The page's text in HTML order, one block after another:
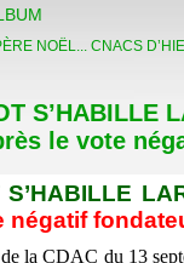
NOËL... CNACS
S’HABILLE
le vote
S’HABILLE
négatif
la CDAC du 13